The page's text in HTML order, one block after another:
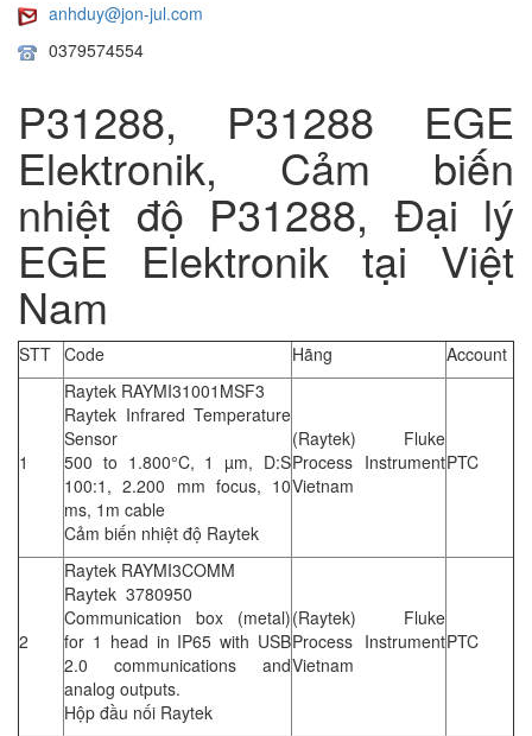
anhduy@jon-jul.com
0379574554
P31288, P31288 EGE
Elektronik, Cảm biến
nhiệt độ P31288, Đại lý
EGE Elektronik tại Việt
Nam
STT Code Hãng Account
1
Raytek RAYMI31001MSF3
Raytek Infrared Temperature
Sensor
500 to 1.800°C, 1 µm, D:S
100:1, 2.200 mm focus, 10
ms, 1m cable
Cảm biến nhiệt độ Raytek
(Raytek) Fluke
Process Instrument
Vietnam
PTC
2
Raytek RAYMI3COMM
Raytek 3780950
Communication box (metal)
for 1 head in IP65 with USB
2.0 communications and
analog outputs.
Hộp đầu nối Raytek
(Raytek) Fluke
Process Instrument
Vietnam
PTC